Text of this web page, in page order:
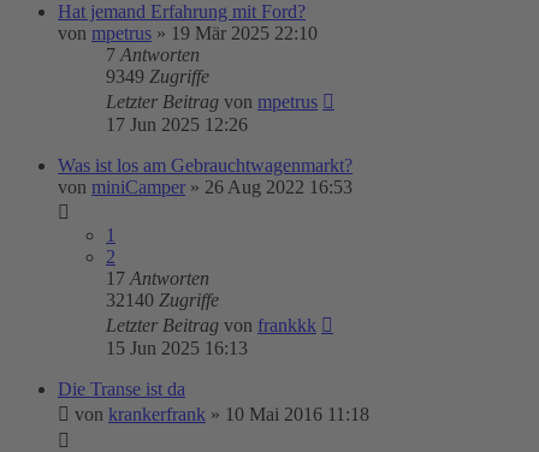
Hat jemand Erfahrung mit Ford?
von mpetrus » 19 Mär 2025 22:10
7 Antworten
9349 Zugriffe
Letzter Beitrag von mpetrus
17 Jun 2025 12:26
Was ist los am Gebrauchtwagenmarkt?
von miniCamper » 26 Aug 2022 16:53
1
2
17 Antworten
32140 Zugriffe
Letzter Beitrag von frankkk
15 Jun 2025 16:13
Die Transe ist da
von krankerfrank » 10 Mai 2016 11:18